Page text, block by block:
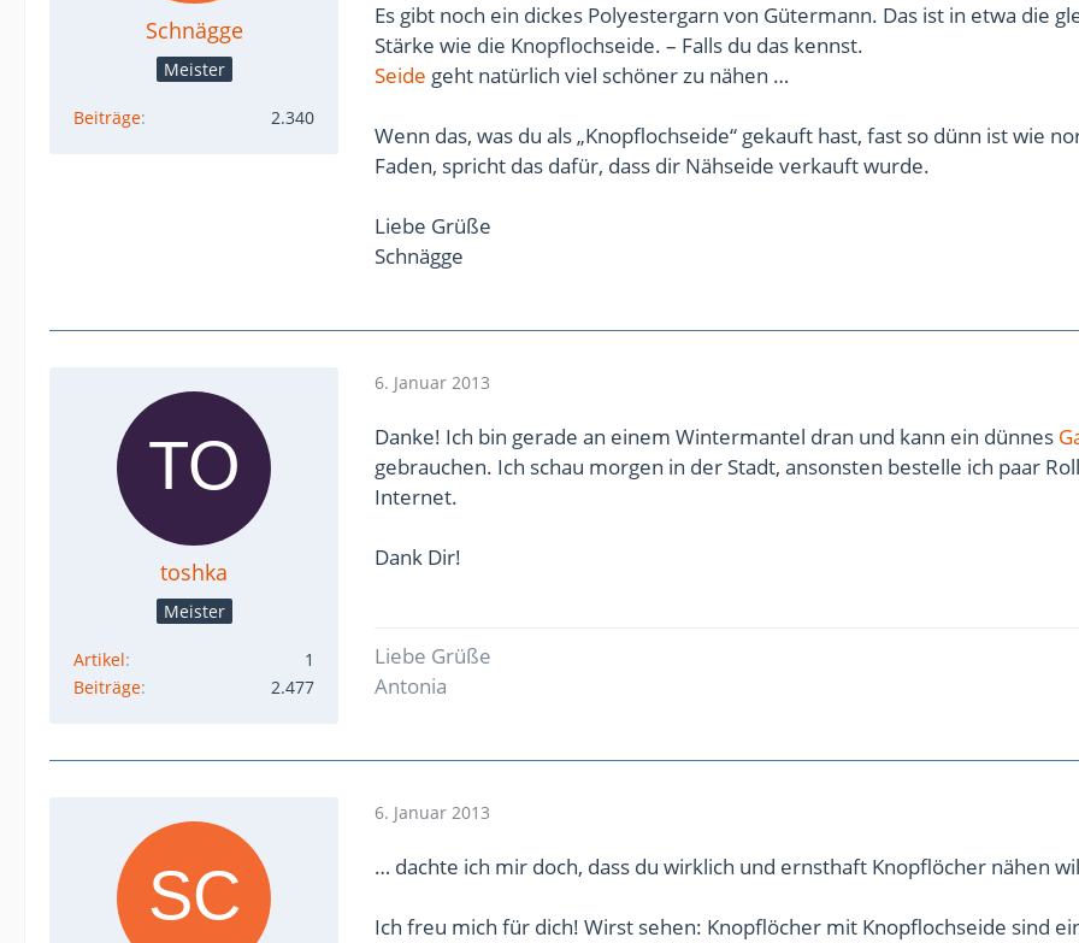
Schnägge
Meister
Beiträge 2.340
Es gibt noch ein dickes Polyestergarn von Gütermann. Das ist in etwa die
Stärke wie die Knopflochseide. – Falls du das kennst.
Seide geht natürlich viel schöner zu nähen …
Wenn das, was du als „Knopflochseide“ gekauft hast, fast so dünn ist wie
Faden, spricht das dafür, dass dir Nähseide verkauft wurde.
Liebe Grüße
Schnägge
toshka
Meister
Artikel
1
Beiträge
2.477
6. Januar 2013
Danke! Ich bin gerade an einem Wintermantel dran und kann ein dünnes
gebrauchen. Ich schau morgen in der Stadt, ansonsten bestelle ich paar
Internet.
Dank Dir!
Liebe Grüße
Antonia
6. Januar 2013
… dachte ich mir doch, dass du wirklich und ernsthaft Knopflöcher nähen
Ich freu mich für dich! Wirst sehen: Knopflöcher mit Knopflochseide sind